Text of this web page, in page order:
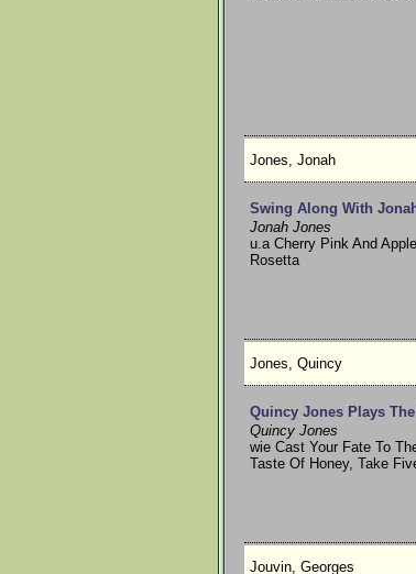
Jones, Jonah
Swing Along With
Jonah Jones
u.a Cherry Pink And
Rosetta
Jones, Quincy
Quincy Jones Plays
Quincy Jones
wie Cast Your Fate To
Taste Of Honey, Take
Jouvin, Georges